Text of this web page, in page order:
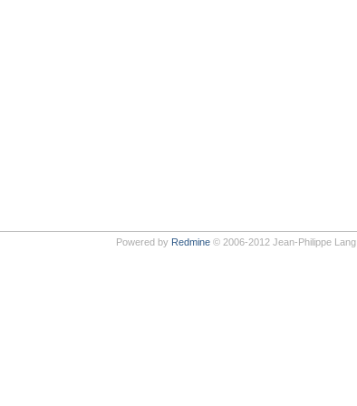
Powered by Redmine© 2006-2012 Jean-Philippe Lang